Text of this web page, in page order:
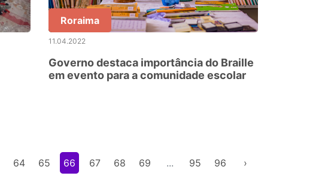
Roraima
11.04.2022
Governo destaca importância do Braille
em evento para a comunidade escolar
64 65 66 67 68 69 ... 95 96 ›